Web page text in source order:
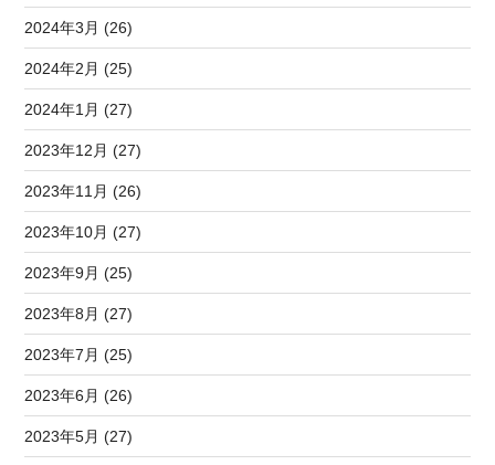
2024年3月 (26)
2024年2月 (25)
2024年1月 (27)
2023年12月 (27)
2023年11月 (26)
2023年10月 (27)
2023年9月 (25)
2023年8月 (27)
2023年7月 (25)
2023年6月 (26)
2023年5月 (27)